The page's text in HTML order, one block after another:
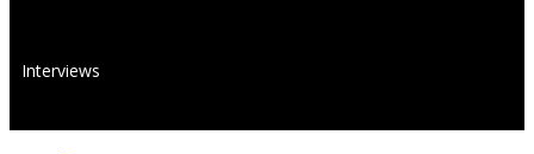
Interviews